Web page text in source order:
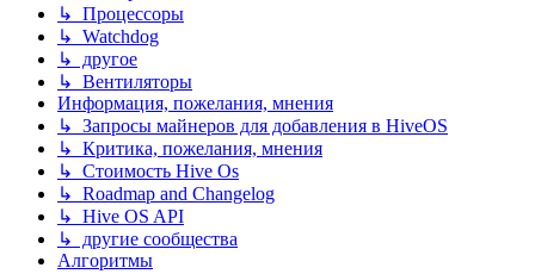
↳ Процессоры
↳ Watchdog
↳ другое
↳ Вентиляторы
Информация, пожелания, мнения
↳ Запросы майнеров для добавления в HiveOS
↳ Критика, пожелания, мнения
↳ Стоимость Hive Os
↳ Roadmap and Changelog
↳ Hive OS API
↳ другие сообщества
Алгоритмы